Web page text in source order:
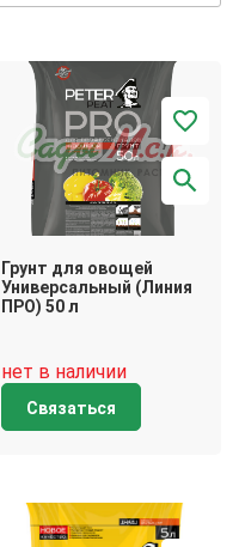
Грунт для овощей
Универсальный (Линия
ПРО) 50 л
нет в наличии
Связаться